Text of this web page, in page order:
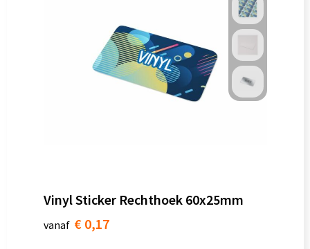
Vinyl Sticker Rechthoek 60x25mm
vanaf € 0,17